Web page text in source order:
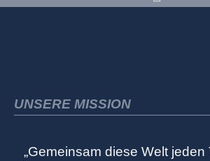
UNSERE MISSION
„Gemeinsam diese Welt jeden